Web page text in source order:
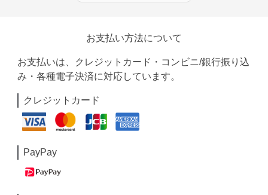
お支払い方法について
お支払いは、クレジットカード・コンビニ/銀行振り込
み・各種電子決済に対応しています。
クレジットカード
PayPay